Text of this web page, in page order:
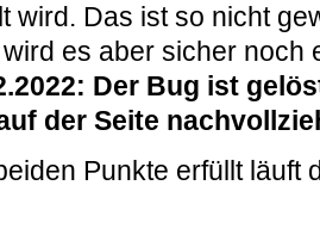
wird. Das ist so nicht
wird es aber sicher
Der Bug ist
der Seite
Punkte erfüllt läuft